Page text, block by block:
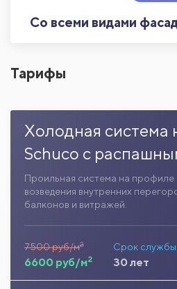
Со всеми видами
Тарифы
Холодная система
Schuco с
Проильная система на профиле
возведения внутренних
балконов и витражей.
7500 руб/м2
6600 руб/м2
Срок службы
30 лет